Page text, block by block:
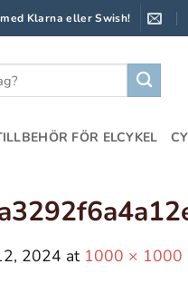
Klarna eller Swish!
FÖR ELCYKEL
2024 at 1000 × 1000